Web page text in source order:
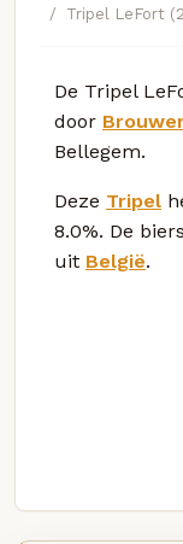
Tripel LeFort
De Tripel
door
Bellegem.
Deze Tripel
8.0%. De
uit België.